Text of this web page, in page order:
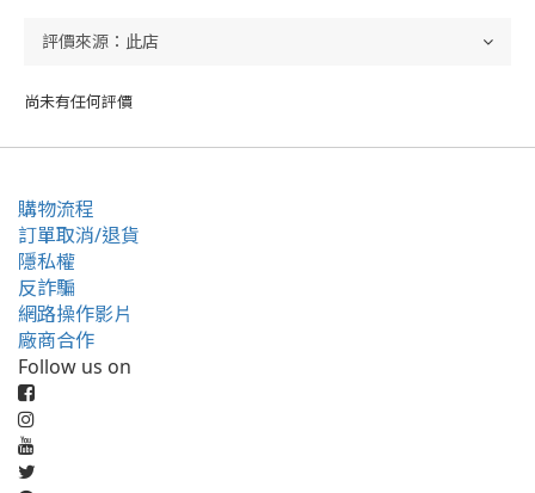
尚未有任何評價
購物流程
訂單取消/退貨
隱私權
反詐騙
網路操作影片
廠商合作
Follow us on